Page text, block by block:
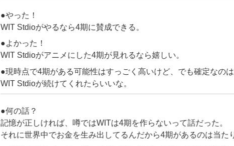
●やった！
WIT Stdioがやるなら4期に賛成できる。
●よかった！
WIT Stdioがアニメにした4期が見れるなら嬉しい。
●現時点で4期がある可能性はすっごく高いけど、でも確定なのは
WIT Stdioが続けてくれたらいいな。
●何の話？
記憶が正しければ、噂ではWITは4期を作らないって話だった。
それに世界中でお金を生み出してるんだから4期があるのは当た